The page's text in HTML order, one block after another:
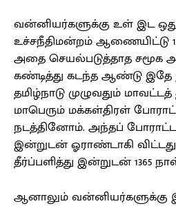
வன்னியர்களுக்கு உள் இட
உச்சநீதிமன்றம் ஆணையிட்டு
அதை செயல்படுத்தாத சமூக
கண்டித்து கடந்த ஆண்டு இதே
தமிழ்நாடு முழுவதும்
மாபெரும் மக்கள்திரள்
நடத்தினோம். அந்தப்
இன்றுடன் ஓராண்டாகி
தீர்ப்பளித்து இன்றுடன் 1365
ஆனாலும் வன்னியர்களுக்கு